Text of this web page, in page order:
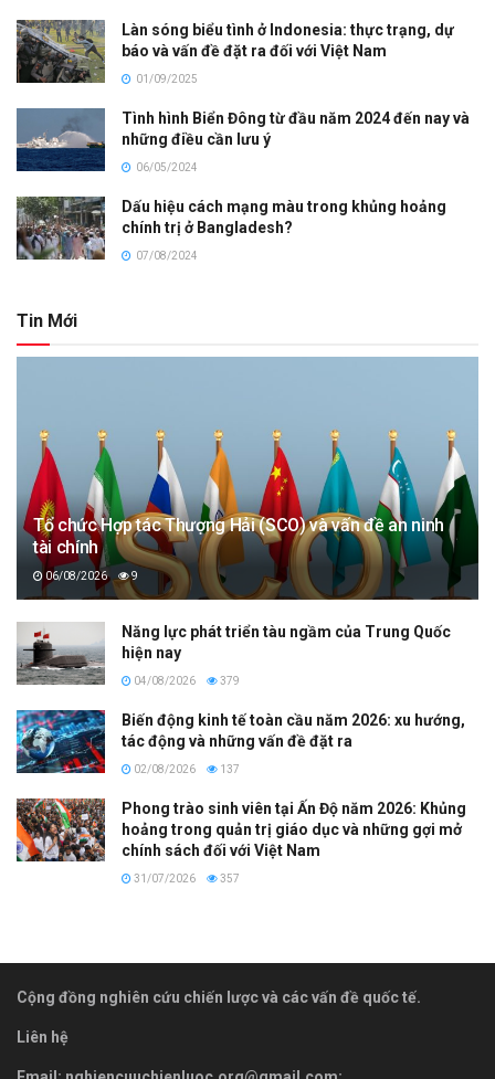
Làn sóng biểu tình ở Indonesia: thực trạng, dự
báo và vấn đề đặt ra đối với Việt Nam
01/09/2025
Tình hình Biển Đông từ đầu năm 2024 đến nay và
những điều cần lưu ý
06/05/2024
Dấu hiệu cách mạng màu trong khủng hoảng
chính trị ở Bangladesh?
07/08/2024
Tin Mới
Tổ chức Hợp tác Thượng Hải (SCO) và vấn đề an ninh
tài chính
06/08/2026 9
Năng lực phát triển tàu ngầm của Trung Quốc
hiện nay
04/08/2026 379
Biến động kinh tế toàn cầu năm 2026: xu hướng,
tác động và những vấn đề đặt ra
02/08/2026 137
Phong trào sinh viên tại Ấn Độ năm 2026: Khủng
hoảng trong quản trị giáo dục và những gợi mở
chính sách đối với Việt Nam
31/07/2026 357
Cộng đồng nghiên cứu chiến lược và các vấn đề quốc tế.
Liên hệ